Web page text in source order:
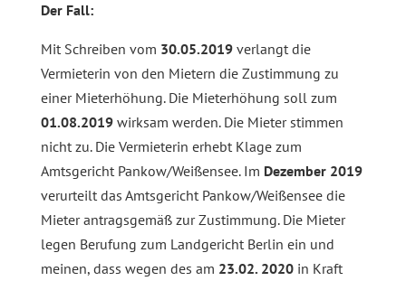
Der Fall:
Mit Schreiben vom 30.05.2019verlangt die
Vermieterin von den Mietern die Zustimmung zu
einer Mieterhöhung. Die Mieterhöhung soll zum
01.08.2019wirksam werden. Die Mieter stimmen
nicht zu. Die Vermieterin erhebt Klage zum
Amtsgericht Pankow/Weißensee. Im Dezember 2019
verurteilt das Amtsgericht Pankow/Weißensee die
Mieter antragsgemäß zur Zustimmung. Die Mieter
legen Berufung zum Landgericht Berlin ein und
meinen, dass wegen des am 23.02. 2020in Kraft